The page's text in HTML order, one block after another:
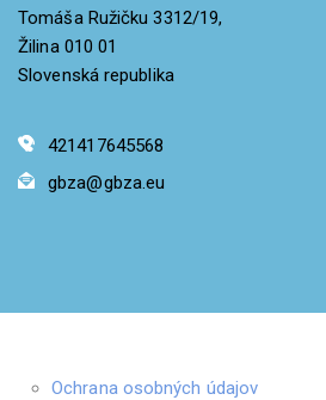
Tomáša Ružičku 3312/19,
Žilina 010 01
Slovenská republika
421417645568
gbza@gbza.eu
Ochrana osobných údajov